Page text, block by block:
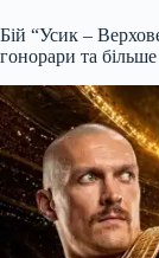
Бій “Усик –
гонорари та